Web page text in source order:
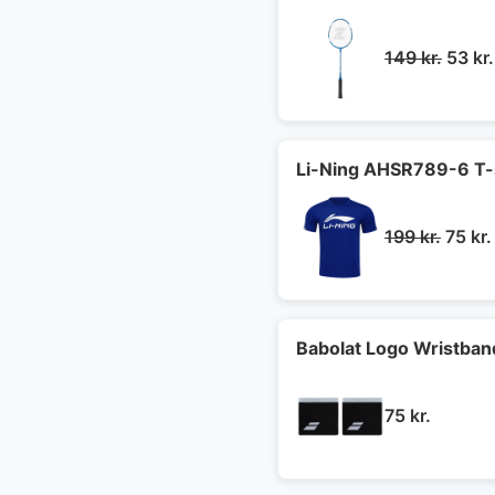
149kr. Den
149
53 kr.
Li-Ning AHSR789-6
199kr. Den
199
75 kr.
Babolat Logo
75 kr.